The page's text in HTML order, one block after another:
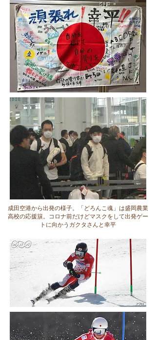
​成田空港から出発の様子。「どろんこ魂」は盛岡農業
高校の応援簱。コロナ前だけどマスクをして出発ゲー
トに向かうガクタさんと幸平